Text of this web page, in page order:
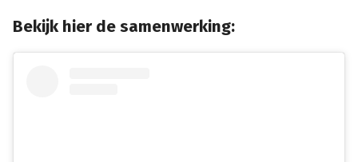
Bekijk hier de samenwerking: